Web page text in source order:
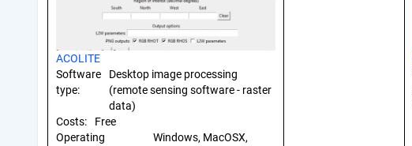
ACOLITE
Software
type:
Desktop image processing
(remote sensing software - raster
data)
Costs:
Free
Operating
Windows, MacOSX,